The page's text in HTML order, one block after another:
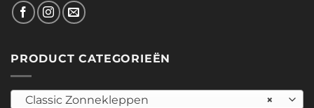
PRODUCT CATEGORIEËN
×
Classic Zonnekleppen